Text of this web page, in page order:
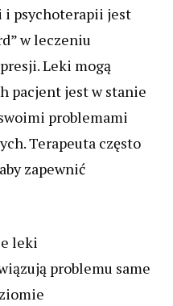
i psychoterapii jest
w leczeniu
Leki mogą
pacjent jest w stanie
problemami
Terapeuta często
zapewnić
leki
problemu same